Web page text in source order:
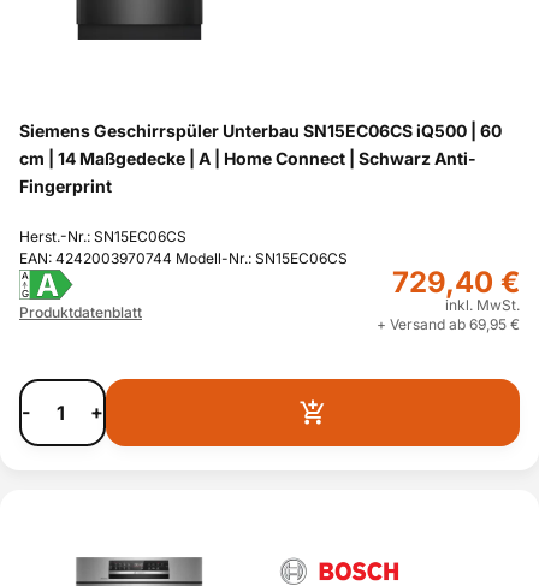
Siemens Geschirrspüler Unterbau SN15EC06CS iQ500 | 60
cm | 14 Maßgedecke | A | Home Connect | Schwarz Anti-
Fingerprint
Herst.-Nr.: SN15EC06CS
EAN: 4242003970744 Modell-Nr.: SN15EC06CS
A
G A
Produktdatenblatt
729,40 €
inkl. MwSt.
+ Versand ab 69,95 €
- +